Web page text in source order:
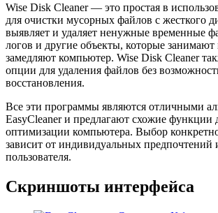
Wise Disk Cleaner — это простая в
для очистки мусорных файлов с жесткого
выявляет и удаляет ненужные временные
логов и другие объекты, которые занимают
замедляют компьютер. Wise Disk Cleaner
опции для удаления файлов без
восстановления.
Все эти программы являются отличными
EasyCleaner и предлагают схожие функции
оптимизации компьютера. Выбор
зависит от индивидуальных предпочтений
пользователя.
Скриншоты интерфейса